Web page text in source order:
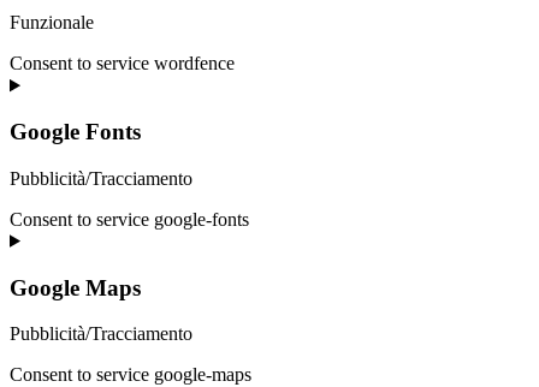
Funzionale
Consent to service wordfence
Google Fonts
Pubblicità/Tracciamento
Consent to service google-fonts
Google Maps
Pubblicità/Tracciamento
Consent to service google-maps